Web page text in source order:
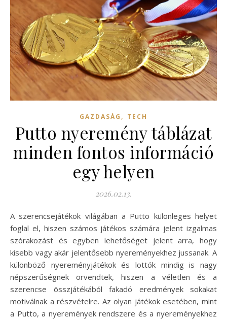
GAZDASÁG , TECH
Putto nyeremény táblázat
minden fontos információ
egy helyen
2026.02.13.
A szerencsejátékok világában a Putto különleges helyet
foglal el, hiszen számos játékos számára jelent izgalmas
szórakozást és egyben lehetőséget jelent arra, hogy
kisebb vagy akár jelentősebb nyereményekhez jussanak. A
különböző nyereményjátékok és lottók mindig is nagy
népszerűségnek örvendtek, hiszen a véletlen és a
szerencse összjátékából fakadó eredmények sokakat
motiválnak a részvételre. Az olyan játékok esetében, mint
a Putto, a nyeremények rendszere és a nyereményekhez